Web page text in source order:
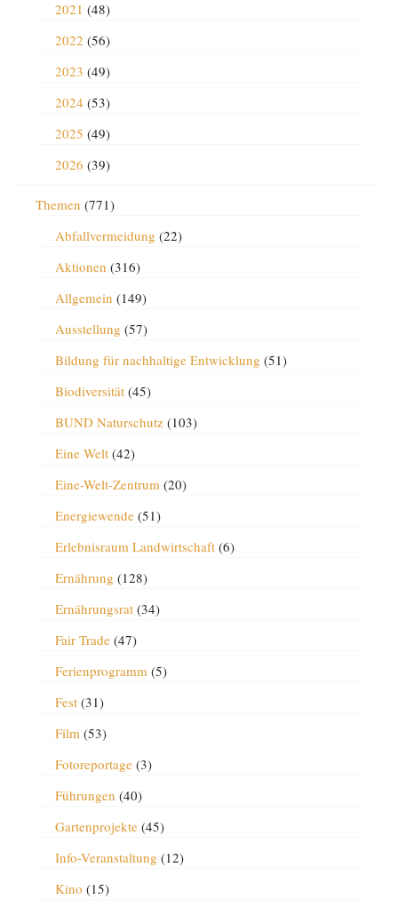
2021 (48)
2022 (56)
2023 (49)
2024 (53)
2025 (49)
2026 (39)
Themen (771)
Abfallvermeidung (22)
Aktionen (316)
Allgemein (149)
Ausstellung (57)
Bildung für nachhaltige Entwicklung (51)
Biodiversität(45)
BUND Naturschutz(103)
Eine Welt(42)
Eine-Welt-Zentrum(20)
Energiewende(51)
Erlebnisraum Landwirtschaft(6)
Ernährung (128)
Ernährungsrat(34)
Fair Trade(47)
Ferienprogramm(5)
Fest(31)
Film(53)
Fotoreportage(3)
Führungen (40)
Gartenprojekte(45)
Info-Veranstaltung (12)
Kino (15)